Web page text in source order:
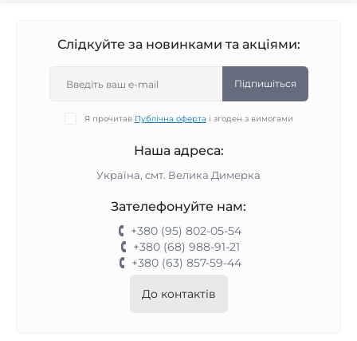
Слідкуйте за новинками та акціями:
Підпишіться
Я прочитав Публічна оферта і згоден з вимогами
Наша адреса:
Україна, смт. Велика Димерка
Зателефонуйте нам:
+380 (95) 802-05-54
+380 (68) 988-91-21
+380 (63) 857-59-44
До контактів